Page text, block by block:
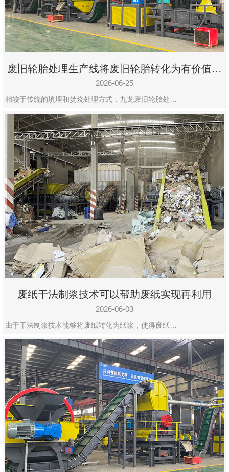
废旧轮胎处理生产线将废旧轮胎转化为有价值的
资源
2026-06-25
相较于传统的填埋和焚烧处理方式，九龙废旧轮胎处…
废纸干法制浆技术可以帮助废纸实现再利用
2026-06-03
由于干法制浆技术能够将废纸转化为纸浆，使得废纸…